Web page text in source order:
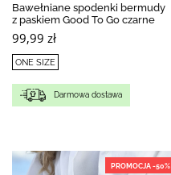
Bawełniane spodenki bermudy
z paskiem Good To Go czarne
99,99 zł
ONE SIZE
Darmowa dostawa
PROMOCJA -50%